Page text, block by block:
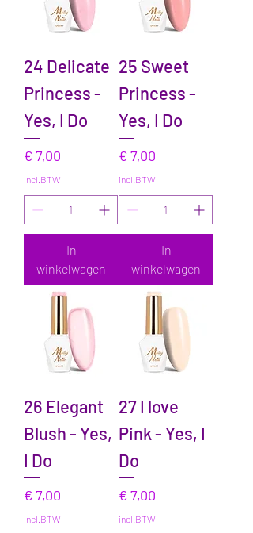
24 Delicate
Princess -
Yes, I Do
Prijs
€ 7,00
incl.BTW
In
winkelwagen
25 Sweet
Princess -
Yes, I Do
Prijs
€ 7,00
incl.BTW
In
winkelwagen
26 Elegant
Blush - Yes,
I Do
Prijs
€ 7,00
incl.BTW
27 I love
Pink - Yes, I
Do
Prijs
€ 7,00
incl.BTW